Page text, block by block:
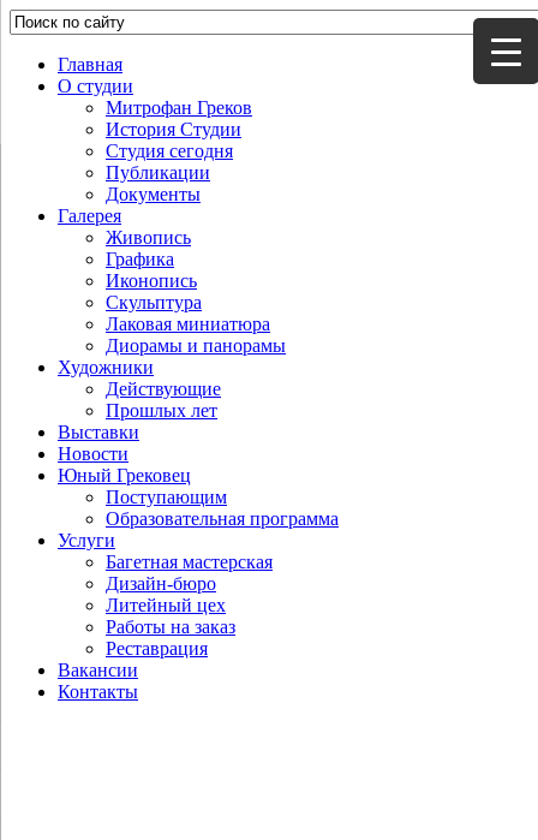
Главная
О студии
Митрофан Греков
История Студии
Студия сегодня
Публикации
Документы
Галерея
Живопись
Графика
Иконопись
Скульптура
Лаковая миниатюра
Диорамы и панорамы
Художники
Действующие
Прошлых лет
Выставки
Новости
Юный Грековец
Поступающим
Образовательная программа
Услуги
Багетная мастерская
Дизайн-бюро
Литейный цех
Работы на заказ
Реставрация
Вакансии
Контакты